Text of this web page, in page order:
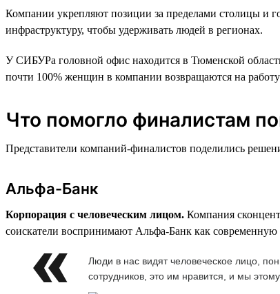
Компании укрепляют позиции за пределами столицы и
инфраструктуру, чтобы удерживать людей в регионах.
У СИБУРа головной офис находится в Тюменской
почти 100% женщин в компании возвращаются на
Что помогло финалистам
Представители компаний-финалистов поделились
Альфа-Банк
Корпорация с человеческим лицом. Компания
соискатели воспринимают Альфа-Банк как
Люди в нас видят человеческое лицо,
сотрудников, это им нравится, и мы